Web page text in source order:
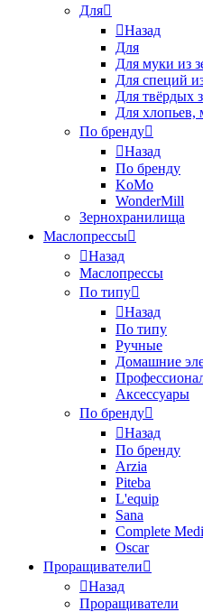
Для
Назад
Для
Для муки из
Для специй
Для твёрдых
Для
По бренду
Назад
По бренду
KoMo
WonderMill
Зернохранилища
Маслопрессы
Назад
Маслопрессы
По типу
Назад
По типу
Ручные
Домашние
Аксессуары
По бренду
Назад
По бренду
Arzia
Piteba
L'equip
Sana
Complete
Oscar
Проращиватели
Назад
Проращиватели